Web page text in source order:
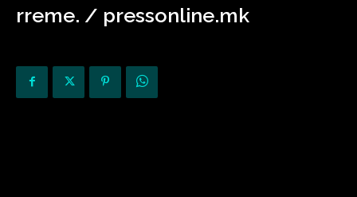
rreme. / pressonline.mk